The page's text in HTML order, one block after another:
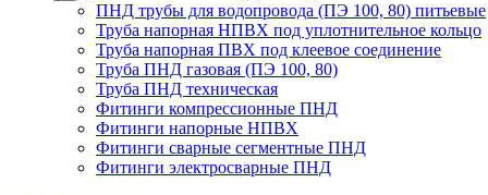
ПНД трубы для водопровода (ПЭ 100, 80) питьевые
Труба напорная НПВХ под уплотнительное кольцо
Труба напорная ПВХ под клеевое соединение
Труба ПНД газовая (ПЭ 100, 80)
Труба ПНД техническая
Фитинги компрессионные ПНД
Фитинги напорные НПВХ
Фитинги сварные сегментные ПНД
Фитинги электросварные ПНД